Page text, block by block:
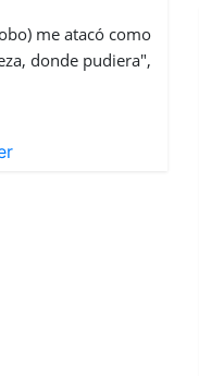
me atacó como
donde pudiera",